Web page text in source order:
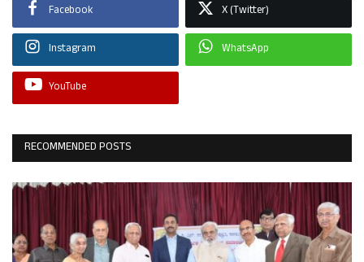
Facebook X (Twitter)
Instagram WhatsApp
YouTube
RECOMMENDED POSTS